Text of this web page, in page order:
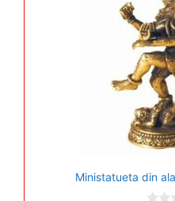
Ministatueta din